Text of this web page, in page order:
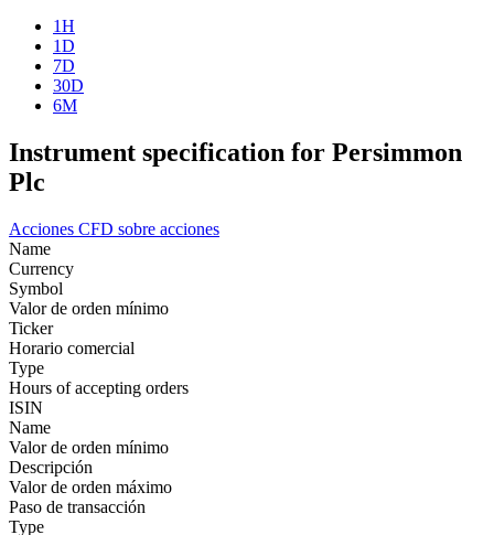
1H
1D
7D
30D
6M
Instrument specification for Persimmon
Plc
Acciones CFD sobre acciones
Name
Currency
Symbol
Valor de orden mínimo
Ticker
Horario comercial
Type
Hours of accepting orders
ISIN
Name
Valor de orden mínimo
Descripción
Valor de orden máximo
Paso de transacción
Type